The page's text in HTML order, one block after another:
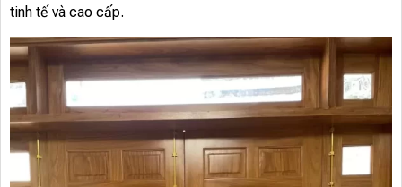
tinh tế và cao cấp.